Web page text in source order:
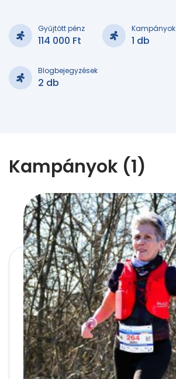
Gyűjtött pénz
114 000 Ft
Kampányok
1 db
Blogbejegyzések
2 db
Kampányok (1)